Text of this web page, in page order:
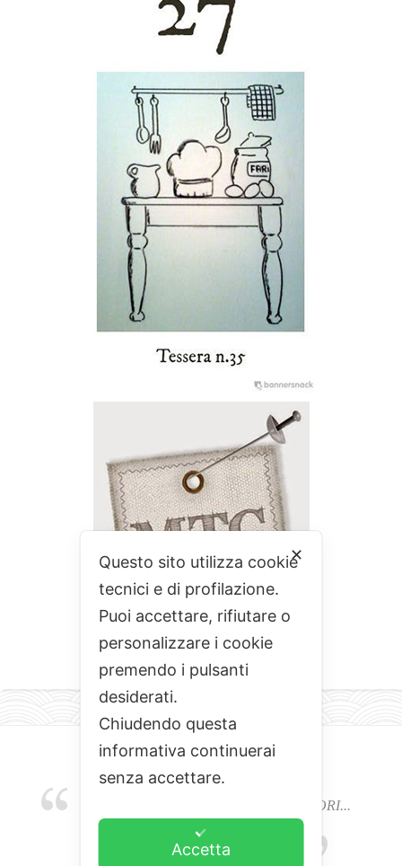
EMOZIONI, COLORI, ODORI E SAPORI...
L'ALCHIMIA DEL BUON CIBO
✕
Questo sito utilizza cookie
tecnici e di profilazione.
Puoi accettare, rifiutare o
personalizzare i cookie
premendo i pulsanti
desiderati.
Chiudendo questa
informativa continuerai
senza accettare.
Accetta